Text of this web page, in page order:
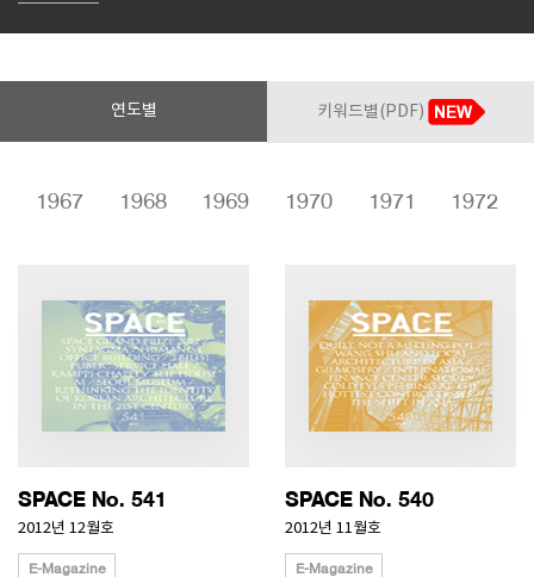
연도별 키워드별(PDF)
1967 1968 1969 1970 1971 1972
SPACE No. 541
2012년 12월호
E-Magazine
SPACE No. 540
2012년 11월호
E-Magazine